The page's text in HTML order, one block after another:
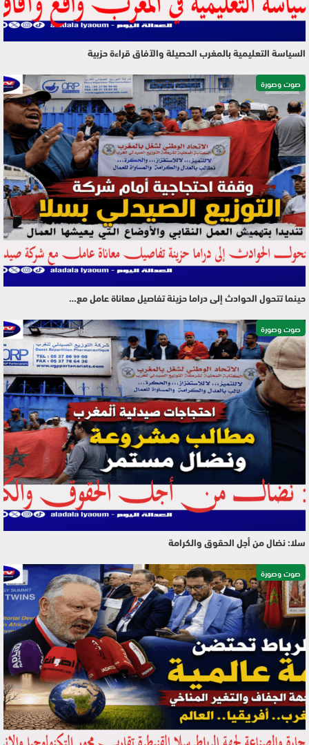
السياسة التعليمية بالمغرب الحصيلة والآفاق قراءة حزبية
صوت وصورة
حينما تتحول الحوادث إلى دراما حزينة تفاصيل معاناة عامل مع…
صوت وصورة
سلا: نضال من أجل الحقوق والكرامة
صوت وصورة